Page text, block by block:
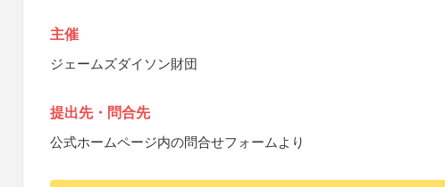
主催
ジェームズダイソン財団
提出先・問合先
公式ホームページ内の問合せフォームより